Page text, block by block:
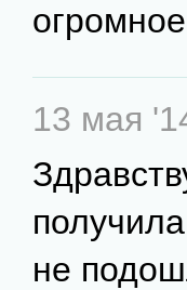
13 мая
не